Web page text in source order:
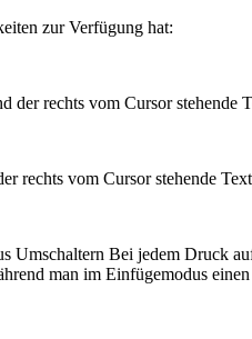
zur Verfügung hat:
rechts vom Cursor
rechts vom Cursor stehende
Umschaltern Bei jedem Druck
man im Einfügemodus